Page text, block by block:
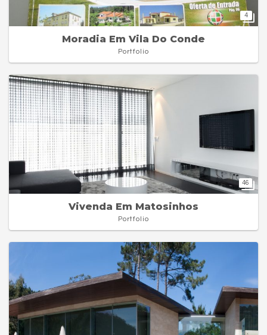
4
Moradia Em Vila Do Conde
Portfolio
46
Vivenda Em Matosinhos
Portfolio